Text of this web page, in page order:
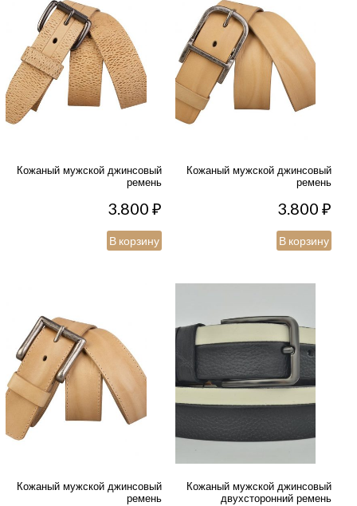
Кожаный мужской джинсовый
ремень
3.800₽
В корзину
Кожаный мужской джинсовый
ремень
3.800₽
В корзину
Кожаный мужской джинсовый
ремень
Кожаный мужской джинсовый
двухсторонний ремень